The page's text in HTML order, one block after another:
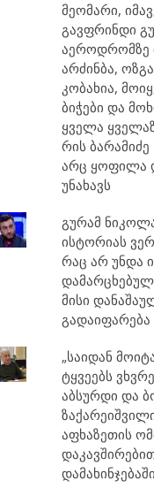
მეომარი,
გავფრინდი
აეროდრომზე
არძინბა,
კობახია,
ბიჭები და
ყველა
რის ბარამიძე
არც ყოფილა
უნახავს
გურამ
ისტორიას
რაც არ უნდა
მისი
გადაიფარება
„საიდან
ტყვეებს
აბსურდი და
აფხაზეთის